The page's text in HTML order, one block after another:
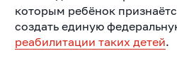
которым ребёнок
создать единую
реабилитации таких детей.